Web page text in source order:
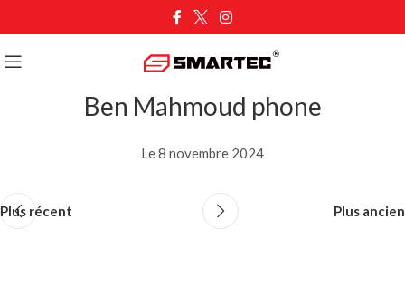
Ben Mahmoud phone
Le 8 novembre 2024
Plus récent Plus ancien